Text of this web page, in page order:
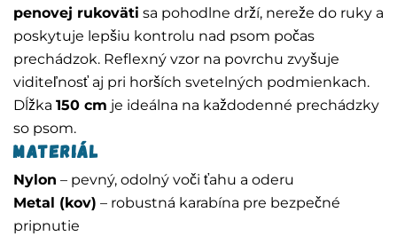
penovej rukoväti sa pohodlne drží, nereže do ruky a
poskytuje lepšiu kontrolu nad psom počas
prechádzok. Reflexný vzor na povrchu zvyšuje
viditeľnosť aj pri horších svetelných podmienkach.
Dĺžka 150 cm je ideálna na každodenné prechádzky
so psom.
Materiál
Nylon – pevný, odolný voči ťahu a oderu
Metal (kov) – robustná karabína pre bezpečné
pripnutie